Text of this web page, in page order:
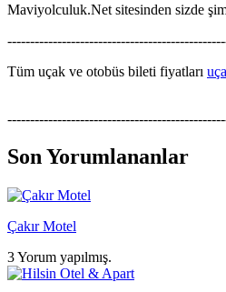
Maviyolculuk.Net sitesinden sizde
Tüm uçak ve otobüs bileti fiyatları
Son Yorumlananlar
Çakır Motel
3 Yorum yapılmış.